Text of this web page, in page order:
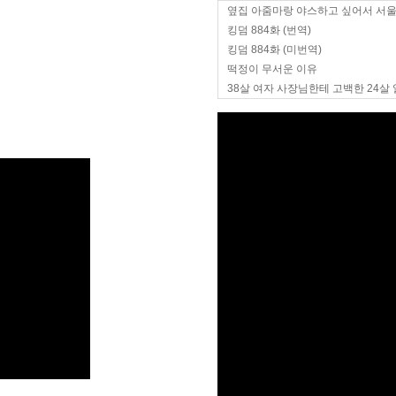
옆집 아줌마랑 야스하고 싶어서 서
킹덤 884화 (번역)
킹덤 884화 (미번역)
떡정이 무서운 이유
38살 여자 사장님한테 고백한 24살